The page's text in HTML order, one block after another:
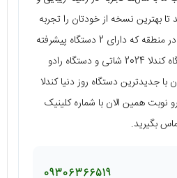
بهترین نسخه از خودتان را تجربه
کنید. اولین کلینیک زیبایی در منطقه که دارای 2 دستگاه پیشرفته
لیزر 2024 میباشد. دستگاه کندلا 2024 شاتی و دستگاه رادو
با جدیدترین دستگاه روز دنیا کندلا
نوبت همین الان با شماره کلینیک
بگیرید.
09306366519